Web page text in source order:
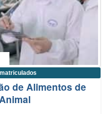
de Alimentos de